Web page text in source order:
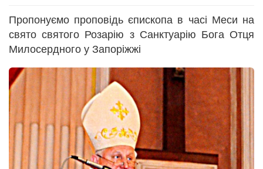
Пропонуємо проповідь єпископа в часі Меси на
свято святого Розарію з Санктуарію Бога Отця
Милосердного у Запоріжжі